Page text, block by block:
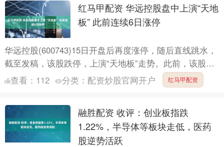
红马甲配资 华远控股盘中上演“天地
板” 此前连续6日涨停
华远控股(600743)15日开盘后再度涨停，随后直线跳水，
截至发稿，该股跌停，上演“天地板”走势。此前，该股已
连续6个交易日涨停。 公司14日晚间发布风险提示....
查看： 112 分类： 配资炒股官网开户 红马甲配资
融胜配资 收评：创业板指跌
1.22%，半导体等板块走低，医药
股逆势活跃